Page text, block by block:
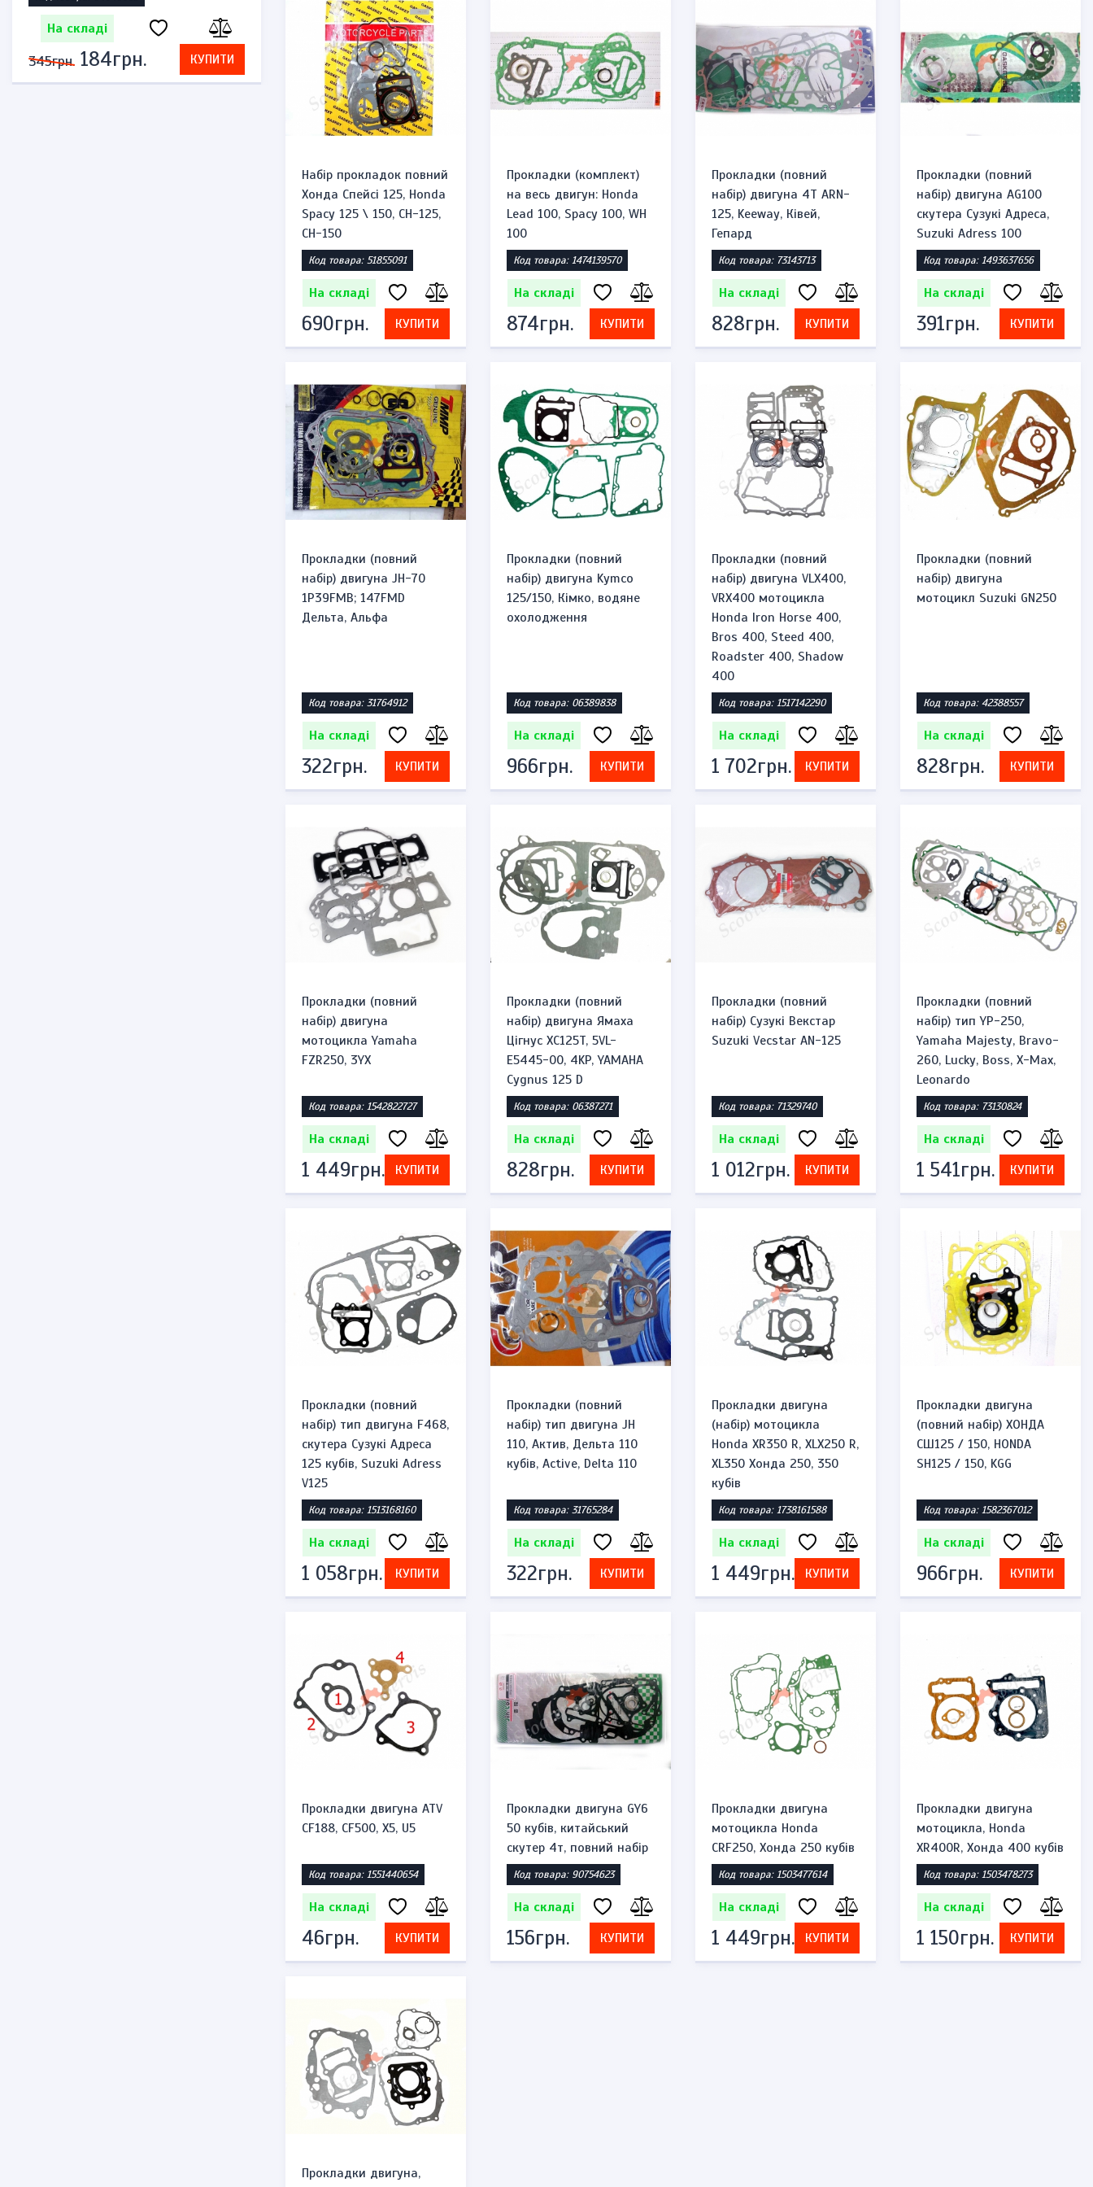
КУПИТИ
На складі
575грн. 276грн. КУПИТИ
На складі
575грн. 276грн. КУПИТИ
На складі
575грн. 276грн. КУПИТИ
На складі
575грн.
Набір прокладок повний
Хонда Спейсі 125, Honda
Spacy 125 \ 150, CH-125,
CH-150
Код товара: 51855091
На складі
690грн. КУПИТИ
Прокладки (комплект)
на весь двигун: Honda
Lead 100, Spacy 100, WH
100
Код товара: 1474139570
На складі
874грн. КУПИТИ
Прокладки (повний
набір) двигуна 4Т ARN-
125, Keeway, Ківей,
Гепард
Код товара: 73143713
На складі
828грн. КУПИТИ
Прокладки (повний
набір) двигуна AG100
скутера Сузукі Адреса,
Suzuki Adress 100
Код товара: 1493637656
На складі
391грн. КУПИТИ
Прокладки (повний
набір) двигуна JH-70
1P39FMB; 147FMD
Дельта, Альфа
Код товара: 31764912
На складі
322грн. КУПИТИ
Прокладки (повний
набір) двигуна Kymco
125/150, Кімко, водяне
охолодження
Код товара: 06389838
На складі
966грн. КУПИТИ
Прокладки (повний
набір) двигуна VLX400,
VRX400 мотоцикла
Honda Iron Horse 400,
Bros 400, Steed 400,
Roadster 400, Shadow
400
Код товара: 1517142290
На складі
1 702грн. КУПИТИ
Прокладки (повний
набір) двигуна
мотоцикл Suzuki GN250
Код товара: 42388557
На складі
828грн. КУПИТИ
Прокладки (повний
набір) двигуна
мотоцикла Yamaha
FZR250, 3YX
Код товара: 1542822727
На складі
1 449грн. КУПИТИ
Прокладки (повний
набір) двигуна Ямаха
Цігнус XC125T, 5VL-
E5445-00, 4KP, YAMAHA
Cygnus 125 D
Код товара: 06387271
На складі
828грн. КУПИТИ
Прокладки (повний
набір) Сузукі Векстар
Suzuki Vecstar AN-125
Код товара: 71329740
На складі
1 012грн. КУПИТИ
Прокладки (повний
набір) тип YP-250,
Yamaha Majesty, Bravo-
260, Lucky, Boss, X-Max,
Leonardo
Код товара: 73130824
На складі
1 541грн. КУПИТИ
Прокладки (повний
набір) тип двигуна F468,
скутера Сузукі Адреса
125 кубів, Suzuki Adress
V125
Код товара: 1513168160
На складі
1 058грн. КУПИТИ
Прокладки (повний
набір) тип двигуна JH
110, Актив, Дельта 110
кубів, Active, Delta 110
Код товара: 31765284
На складі
322грн. КУПИТИ
Прокладки двигуна
(набір) мотоцикла
Honda XR350 R, XLX250 R,
XL350 Хонда 250, 350
кубів
Код товара: 1738161588
На складі
1 449грн. КУПИТИ
Прокладки двигуна
(повний набір) ХОНДА
СШ125 / 150, HONDA
SH125 / 150, KGG
Код товара: 1582367012
На складі
966грн. КУПИТИ
Прокладки двигуна ATV
CF188, CF500, X5, U5
Код товара: 1551440654
На складі
46грн. КУПИТИ
Прокладки двигуна GY6
50 кубів, китайський
скутер 4т, повний набір
Код товара: 90754623
На складі
156грн. КУПИТИ
Прокладки двигуна
мотоцикла Honda
CRF250, Хонда 250 кубів
Код товара: 1503477614
На складі
1 449грн. КУПИТИ
Прокладки двигуна
мотоцикла, Honda
XR400R, Хонда 400 кубів
Код товара: 1503478273
На складі
1 150грн. КУПИТИ
Прокладки двигуна,